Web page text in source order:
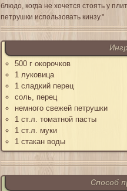
блюдо, когда не хочется стоять у
петрушки использовать кинзу."
500 г окорочков
1 луковица
1 сладкий перец
соль, перец
немного свежей петрушки
1 ст.л. томатной пасты
1 ст.л. муки
1 стакан воды
Способ